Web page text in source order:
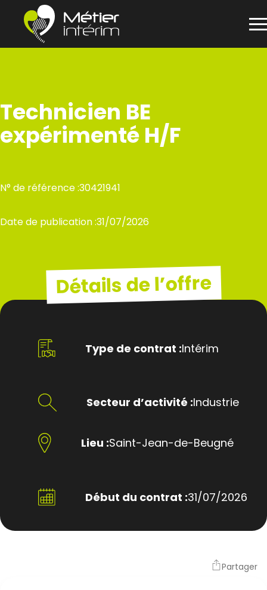
Technicien BE
expérimenté H/F
N° de référence :30421941
Date de publication :31/07/2026
Détails de l’offre
Type de contrat :Intérim
Secteur d’activité :Industrie
Lieu :Saint-Jean-de-Beugné
Début du contrat :31/07/2026
Partager
Panneau de gestion des cookies